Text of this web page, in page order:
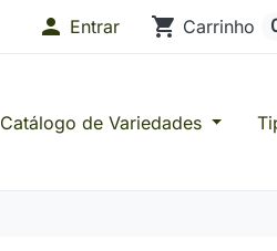
 Entrar shopping_cart Carrinho
Catálogo de Variedades